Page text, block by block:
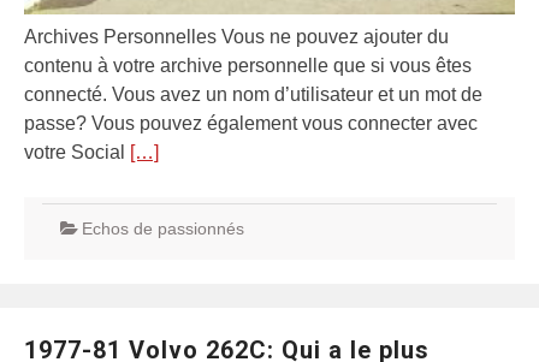
Archives Personnelles Vous ne pouvez ajouter du
contenu à votre archive personnelle que si vous êtes
connecté. Vous avez un nom d’utilisateur et un mot de
passe? Vous pouvez également vous connecter avec
votre Social
[…]
Echos de passionnés
1977-81 Volvo 262C: Qui a le plus